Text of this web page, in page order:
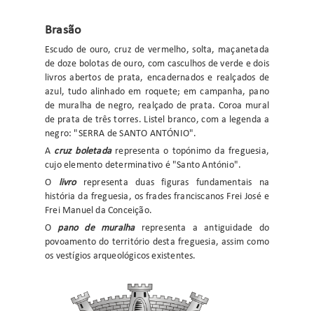
Brasão
Escudo de ouro, cruz de vermelho, solta, maçanetada
de doze bolotas de ouro, com casculhos de verde e dois
livros abertos de prata, encadernados e realçados de
azul, tudo alinhado em roquete; em campanha, pano
de muralha de negro, realçado de prata. Coroa mural
de prata de três torres. Listel branco, com a legenda a
negro: "SERRA de SANTO ANTÓNIO".
A cruz boletadarepresenta o topónimo da freguesia,
cujo elemento determinativo é "Santo António".
O livrorepresenta duas figuras fundamentais na
história da freguesia, os frades franciscanos Frei José e
Frei Manuel da Conceição.
Opano de muralha representa a antiguidade do
povoamento do território desta freguesia, assim como
os vestígios arqueológicos existentes.